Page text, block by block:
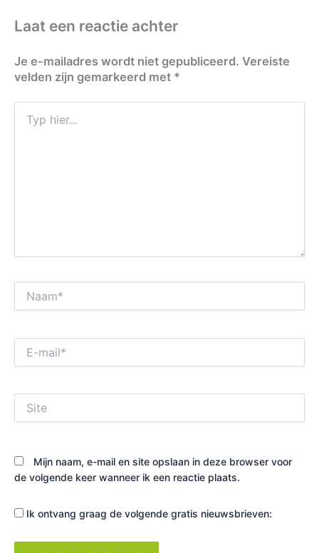
Laat een reactie achter
Je e-mailadres wordt niet gepubliceerd. Vereiste
velden zijn gemarkeerd met *
hier...
mail*
Mijn naam, e-mail en site opslaan in deze browser voor
de volgende keer wanneer ik een reactie plaats.
Ik ontvang graag de volgende gratis nieuwsbrieven: